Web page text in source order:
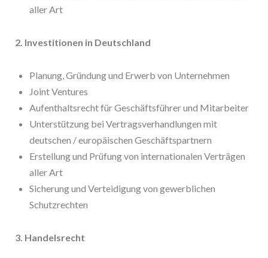
aller Art
2. Investitionen in Deutschland
Planung, Gründung und Erwerb von Unternehmen
Joint Ventures
Aufenthaltsrecht für Geschäftsführer und Mitarbeiter
Unterstützung bei Vertragsverhandlungen mit
deutschen / europäischen Geschäftspartnern
Erstellung und Prüfung von internationalen Verträgen
aller Art
Sicherung und Verteidigung von gewerblichen
Schutzrechten
3. Handelsrecht